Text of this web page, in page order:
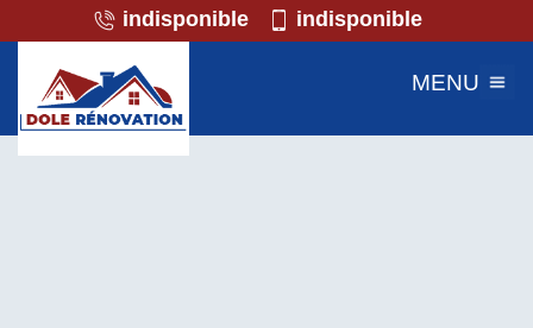
indisponible indisponible
MENU